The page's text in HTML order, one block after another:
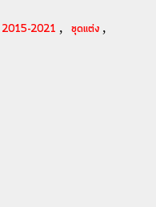
2015-2021 , ชุดแต่ง ,